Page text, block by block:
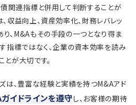
関連指標と併用して判断することが
収益向上、資産効率化、財務レバレッ
、M&Aもその手段の一つとなり得ま
指標ではなく、企業の資本効率を読み
が大切です。
は、豊富な経験と実績を持つM&Aアド
イドラインを遵守し、お客様の期待